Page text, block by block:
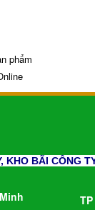
phẩm
KHO BÃI CÔNG